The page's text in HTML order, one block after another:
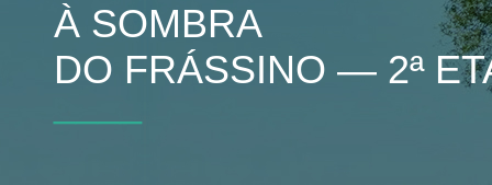
À SOMBRA
DO FRÁSSINO — 2ª